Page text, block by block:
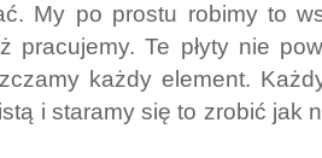
My po prostu robimy to
pracujemy. Te płyty nie
każdy element.
i staramy się to zrobić jak